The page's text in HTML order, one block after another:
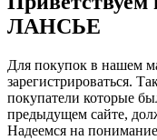
ЛАНСЬЕ
Для покупок в нашем
зарегистрироваться.
покупатели которые
предыдущем сайте,
Надеемся на